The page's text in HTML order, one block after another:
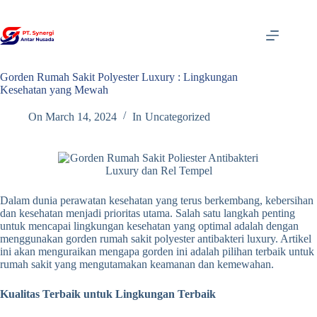
content
Gorden Rumah Sakit Polyester Luxury : Lingkungan
Kesehatan yang Mewah
On March 14, 2024 In Uncategorized
Dalam dunia perawatan kesehatan yang terus berkembang, kebersihan
dan kesehatan menjadi prioritas utama. Salah satu langkah penting
untuk mencapai lingkungan kesehatan yang optimal adalah dengan
menggunakan gorden rumah sakit polyester antibakteri luxury. Artikel
ini akan menguraikan mengapa gorden ini adalah pilihan terbaik untuk
rumah sakit yang mengutamakan keamanan dan kemewahan.
Kualitas Terbaik untuk Lingkungan Terbaik